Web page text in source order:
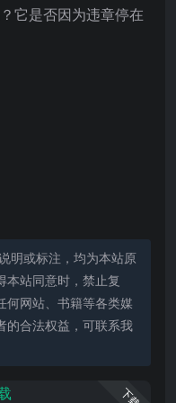
它是否因为违章停在
明或标注，均为本站原
本站同意时，禁止复
何网站、书籍等各类媒
的合法权益，可联系我